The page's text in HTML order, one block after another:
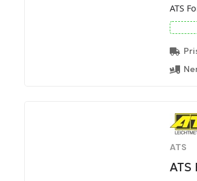
ATS
ATS
ATS